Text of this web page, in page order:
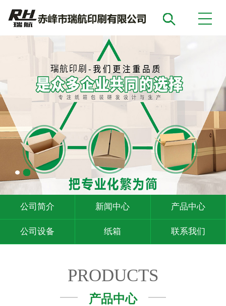
公司简介 新闻中心 产品中心
公司设备 纸箱 联系我们
PRODUCTS
产品中心